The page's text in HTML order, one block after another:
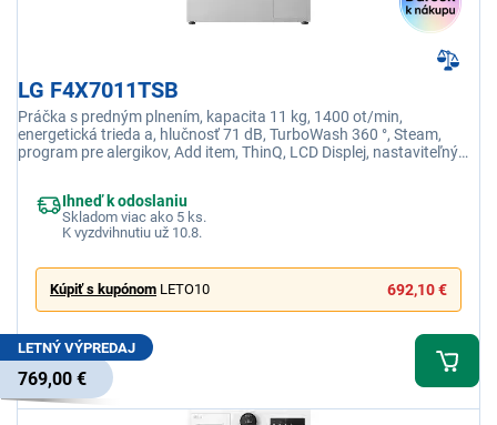
LG F4X7011TSB
Práčka s predným plnením, kapacita 11 kg, 1400 ot/min,
energetická trieda a, hlučnosť 71 dB, TurboWash 360 °, Steam,
program pre alergikov, Add item, ThinQ, LCD Displej, nastaviteľný
Ihneď k odoslaniu
Skladom viac ako 5 ks.
K vyzdvihnutiu už 10.8.
Kúpiť s kupónom LETO10 692,10 €
LETNÝ VÝPREDAJ
769,00 €